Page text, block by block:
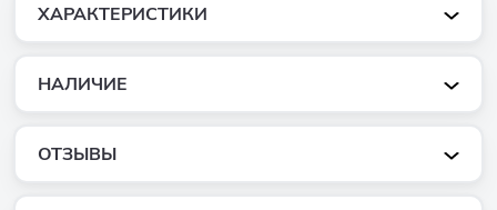
ХАРАКТЕРИСТИКИ
НАЛИЧИЕ
ОТЗЫВЫ